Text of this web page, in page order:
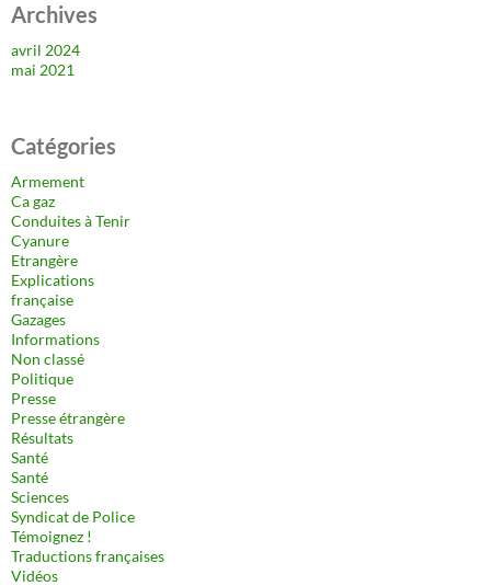
Archives
avril 2024
mai 2021
Catégories
Armement
Ca gaz
Conduites à Tenir
Cyanure
Etrangère
Explications
française
Gazages
Informations
Non classé
Politique
Presse
Presse étrangère
Résultats
Santé
Santé
Sciences
Syndicat de Police
Témoignez !
Traductions françaises
Vidéos